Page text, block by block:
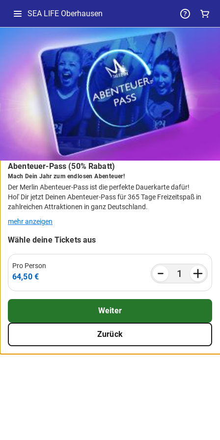
SEA LIFE Oberhausen
-
Package
Details
Abenteuer-Pass (50% Rabatt)
Mach Dein Jahr zum endlosen Abenteuer!
Der Merlin Abenteuer-Pass ist die perfekte Dauerkarte dafür!
Hol' Dir jetzt Deinen Abenteuer-Pass für 365 Tage Freizeitspaß in
zahlreichen Attraktionen in ganz Deutschland.
mehr anzeigen
Wähle deine Tickets aus
Pro Person
64,50 €
Zurück
Weiter